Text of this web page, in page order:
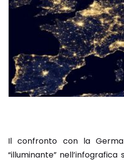
Il confronto con la
“illuminante” nell’infografica